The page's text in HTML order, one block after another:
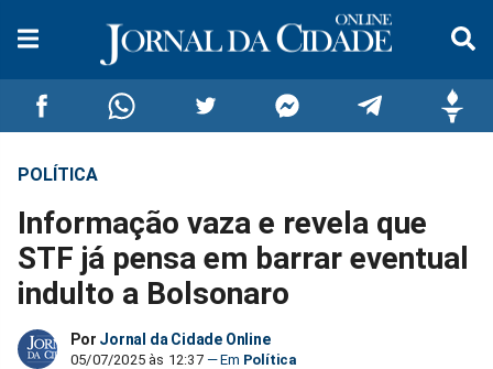
Compartilhar
no
Facebook
Compartilhar
no
Whatsapp
no
Twitter
no
Messenger
no
no
POLÍTICA
Informação vaza e revela que
STF já pensa em barrar eventual
indulto a Bolsonaro
Por Jornal da Cidade Online
05/07/2025 às 12:37 Política